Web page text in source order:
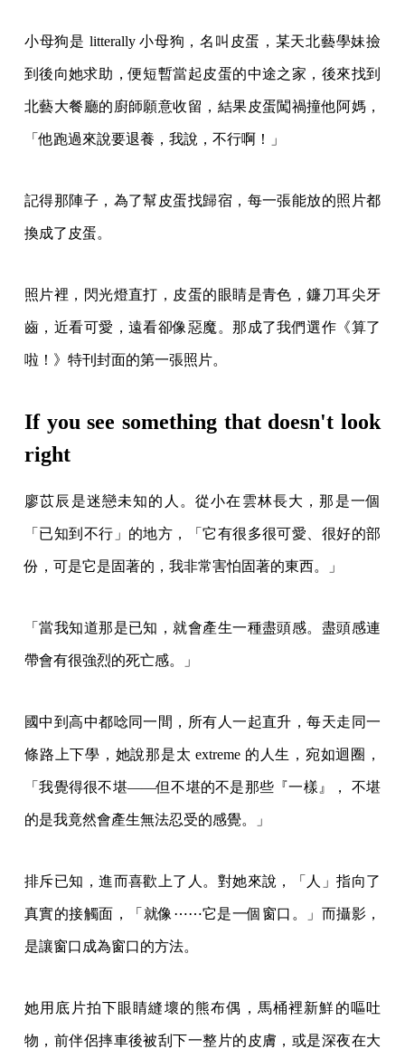
小母狗是 litterally 小母狗，名叫皮蛋，某天北藝學妹撿
到後向她求助，便短暫當起皮蛋的中途之家，後來找到
北藝大餐廳的廚師願意收留，結果皮蛋闖禍撞他阿媽，
「他跑過來說要退養，我說，不行啊！」
記得那陣子，為了幫皮蛋找歸宿，每一張能放的照片都
換成了皮蛋。
照片裡，閃光燈直打，皮蛋的眼睛是青色，鐮刀耳尖牙
齒，近看可愛，遠看卻像惡魔。那成了我們選作《算了
啦！》特刊封面的第一張照片。
If you see something that doesn't look
right
廖苡辰是迷戀未知的人。從小在雲林長大，那是一個
「已知到不行」的地方，「它有很多很可愛、很好的部
份，可是它是固著的，我非常害怕固著的東西。」
「當我知道那是已知，就會產生一種盡頭感。盡頭感連
帶會有很強烈的死亡感。」
國中到高中都唸同一間，所有人一起直升，每天走同一
條路上下學，她說那是太 extreme 的人生，宛如迴圈，
「我覺得很不堪——但不堪的不是那些『一樣』， 不堪
的是我竟然會產生無法忍受的感覺。」
排斥已知，進而喜歡上了人。對她來說，「人」指向了
真實的接觸面，「就像⋯⋯它是一個窗口。」而攝影，
是讓窗口成為窗口的方法。
她用底片拍下眼睛縫壞的熊布偶，馬桶裡新鮮的嘔吐
物，前伴侶摔車後被刮下一整片的皮膚，或是深夜在大